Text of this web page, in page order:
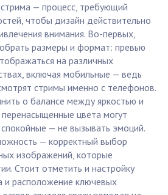
— процесс, требующий
чтобы дизайн действительно
внимания. Во-первых,
размеры и формат: превью
на различных
включая мобильные — ведь
стримы именно с телефонов.
о балансе между яркостью и
цвета могут
— не вызывать эмоций.
— корректный выбор
изображений, которые
Стоит отметить и настройку
и расположение ключевых